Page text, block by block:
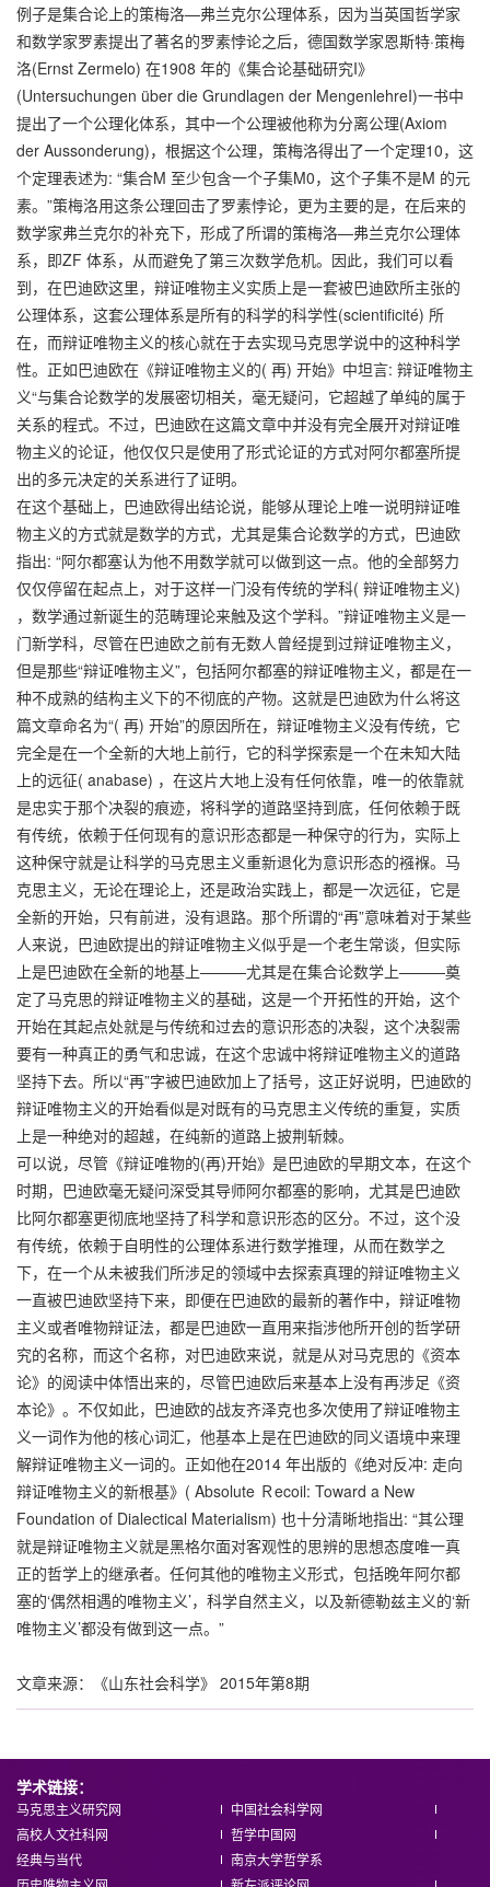
例子是集合论上的策梅洛—弗兰克尔公理体系，因为当英国哲学家
和数学家罗素提出了著名的罗素悖论之后，德国数学家恩斯特·策梅
洛(Ernst Zermelo) 在1908 年的《集合论基础研究I》
(Untersuchungen über die Grundlagen der MengenlehreI)一书中
提出了一个公理化体系，其中一个公理被他称为分离公理(Axiom
der Aussonderung)，根据这个公理，策梅洛得出了一个定理10，这
个定理表述为: “集合M 至少包含一个子集M0，这个子集不是M 的元
素。”策梅洛用这条公理回击了罗素悖论，更为主要的是，在后来的
数学家弗兰克尔的补充下，形成了所谓的策梅洛—弗兰克尔公理体
系，即ZF 体系，从而避免了第三次数学危机。因此，我们可以看
到，在巴迪欧这里，辩证唯物主义实质上是一套被巴迪欧所主张的
公理体系，这套公理体系是所有的科学的科学性(scientificité) 所
在，而辩证唯物主义的核心就在于去实现马克思学说中的这种科学
性。正如巴迪欧在《辩证唯物主义的( 再) 开始》中坦言: 辩证唯物主
义“与集合论数学的发展密切相关，毫无疑问，它超越了单纯的属于
关系的程式。不过，巴迪欧在这篇文章中并没有完全展开对辩证唯
物主义的论证，他仅仅只是使用了形式论证的方式对阿尔都塞所提
出的多元决定的关系进行了证明。
在这个基础上，巴迪欧得出结论说，能够从理论上唯一说明辩证唯
物主义的方式就是数学的方式，尤其是集合论数学的方式，巴迪欧
指出: “阿尔都塞认为他不用数学就可以做到这一点。他的全部努力
仅仅停留在起点上，对于这样一门没有传统的学科( 辩证唯物主义)
，数学通过新诞生的范畴理论来触及这个学科。”辩证唯物主义是一
门新学科，尽管在巴迪欧之前有无数人曾经提到过辩证唯物主义，
但是那些“辩证唯物主义”，包括阿尔都塞的辩证唯物主义，都是在一
种不成熟的结构主义下的不彻底的产物。这就是巴迪欧为什么将这
篇文章命名为“( 再) 开始”的原因所在，辩证唯物主义没有传统，它
完全是在一个全新的大地上前行，它的科学探索是一个在未知大陆
上的远征( anabase) ，在这片大地上没有任何依靠，唯一的依靠就
是忠实于那个决裂的痕迹，将科学的道路坚持到底，任何依赖于既
有传统，依赖于任何现有的意识形态都是一种保守的行为，实际上
这种保守就是让科学的马克思主义重新退化为意识形态的襁褓。马
克思主义，无论在理论上，还是政治实践上，都是一次远征，它是
全新的开始，只有前进，没有退路。那个所谓的“再”意味着对于某些
人来说，巴迪欧提出的辩证唯物主义似乎是一个老生常谈，但实际
上是巴迪欧在全新的地基上———尤其是在集合论数学上———奠
定了马克思的辩证唯物主义的基础，这是一个开拓性的开始，这个
开始在其起点处就是与传统和过去的意识形态的决裂，这个决裂需
要有一种真正的勇气和忠诚，在这个忠诚中将辩证唯物主义的道路
坚持下去。所以“再”字被巴迪欧加上了括号，这正好说明，巴迪欧的
辩证唯物主义的开始看似是对既有的马克思主义传统的重复，实质
上是一种绝对的超越，在纯新的道路上披荆斩棘。
可以说，尽管《辩证唯物的(再)开始》是巴迪欧的早期文本，在这个
时期，巴迪欧毫无疑问深受其导师阿尔都塞的影响，尤其是巴迪欧
比阿尔都塞更彻底地坚持了科学和意识形态的区分。不过，这个没
有传统，依赖于自明性的公理体系进行数学推理，从而在数学之
下，在一个从未被我们所涉足的领域中去探索真理的辩证唯物主义
一直被巴迪欧坚持下来，即便在巴迪欧的最新的著作中，辩证唯物
主义或者唯物辩证法，都是巴迪欧一直用来指涉他所开创的哲学研
究的名称，而这个名称，对巴迪欧来说，就是从对马克思的《资本
论》的阅读中体悟出来的，尽管巴迪欧后来基本上没有再涉足《资
本论》。不仅如此，巴迪欧的战友齐泽克也多次使用了辩证唯物主
义一词作为他的核心词汇，他基本上是在巴迪欧的同义语境中来理
解辩证唯物主义一词的。正如他在2014 年出版的《绝对反冲: 走向
辩证唯物主义的新根基》( Absolute Ｒecoil: Toward a New
Foundation of Dialectical Materialism) 也十分清晰地指出: “其公理
就是辩证唯物主义就是黑格尔面对客观性的思辨的思想态度唯一真
正的哲学上的继承者。任何其他的唯物主义形式，包括晚年阿尔都
塞的‘偶然相遇的唯物主义’，科学自然主义，以及新德勒兹主义的‘新
唯物主义’都没有做到这一点。”
文章来源：《山东社会科学》 2015年第8期
学术链接：
马克思主义研究网
中国社会科学网
高校人文社科网
哲学中国网
经典与当代
南京大学哲学系